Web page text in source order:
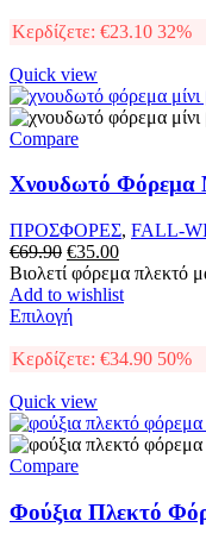
προϊόν
πολλαπλές
παραλλαγές.
Οι
επιλογές
να
στη
σελίδα
του
προϊόντος
Κερδίζετε: €23.10 32%
Quick view
Compare
Χνουδωτό Φόρεμα
ΠΡΟΣΦΟΡΕΣ, FALL-
€69.90 Original
price
was:
€69.90.
€35.00Η
τρέχουσα
τιμή
Βιολετί φόρεμα πλεκτό
Add to wishlist
ΕπιλογήΑυτό
προϊόν
πολλαπλές
παραλλαγές.
Οι
επιλογές
να
επιλεγούν
Κερδίζετε: €34.90 50%
Quick view
Compare
Φούξια Πλεκτό